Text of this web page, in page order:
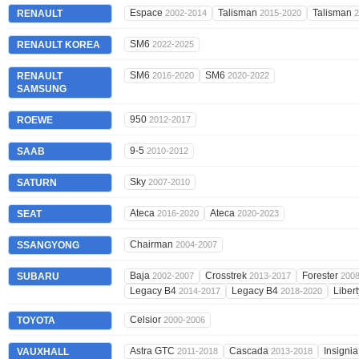
RENAULT Espace 2002-2014 Talisman 2015-2020 Talisman
RENAULT KOREA SM6 2022-2025
RENAULT
SAMSUNG
SM6 2016-2020 SM6 2020-2022
ROEWE 950 2012-2017
SAAB 9-5 2010-2012
SATURN Sky 2007-2010
SEAT Ateca 2016-2020 Ateca 2020-2023
SSANGYONG Chairman 2004-2007
SUBARU Baja 2002-2007 Crosstrek 2013-2017 Forester
Legacy B4 2014-2017 Legacy B4 2018-2020
TOYOTA Celsior 2000-2006
VAUXHALL Astra GTC 2011-2018 Cascada 2013-2018